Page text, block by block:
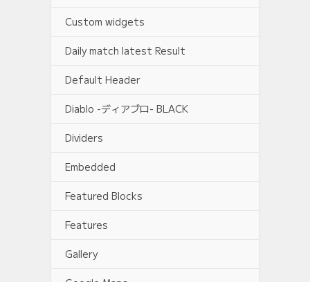
Custom widgets
Daily match latest Result
Default Header
Diablo -ディアブロ- BLACK
Dividers
Embedded
Featured Blocks
Features
Gallery